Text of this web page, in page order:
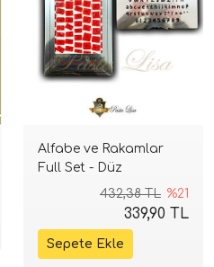
Alfabe ve Rakamlar
Full Set - Düz
432,38 TL %21
339,90 TL